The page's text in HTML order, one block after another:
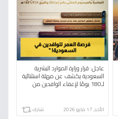
عاجل: قرار وزارة الموارد البشرية
السعودية يكشف عن مهلة استثنائية
لـ180 يومًا لإعفاء الوافدين من
الأحد, 17 مايو 2026 شارك